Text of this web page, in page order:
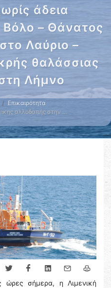
άδεια
Βόλο – Θάνατος
Λαύριο –
θαλάσσιας
Λήμνο
Επικαιρότητα
αλλοδαπής στην …
ώρες σήμερα, η Λιμενική